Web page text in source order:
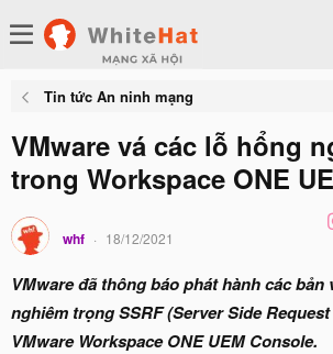
Tin tức An ninh mạng
VMware vá các lỗ hổng
trong Workspace ONE
whf 18/12/2021
VMware đã thông báo phát hành các bản
nghiêm trọng SSRF (Server Side
VMware Workspace ONE UEM Console.